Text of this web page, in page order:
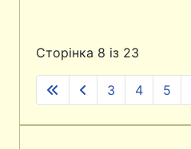
Сторінка 8 із 23
3 4 5